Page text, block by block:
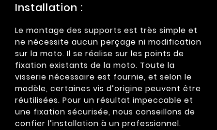
Installation :
Le montage des supports est très simple et
ne nécessite aucun perçage ni modification
sur la moto. Il se réalise sur les points de
fixation existants de la moto. Toute la
visserie nécessaire est fournie, et selon le
modèle, certaines vis d’origine peuvent être
réutilisées. Pour un résultat impeccable et
une fixation sécurisée, nous conseillons de
confier l’installation à un professionnel.